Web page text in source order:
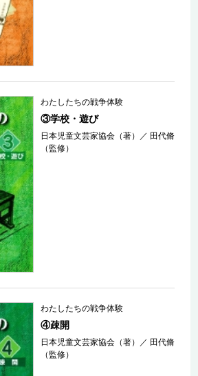
わたしたちの戦争体験
③学校・遊び
日本児童文芸家協会（著） ／ 田代脩
（監修）
わたしたちの戦争体験
④疎開
日本児童文芸家協会（著） ／ 田代脩
（監修）